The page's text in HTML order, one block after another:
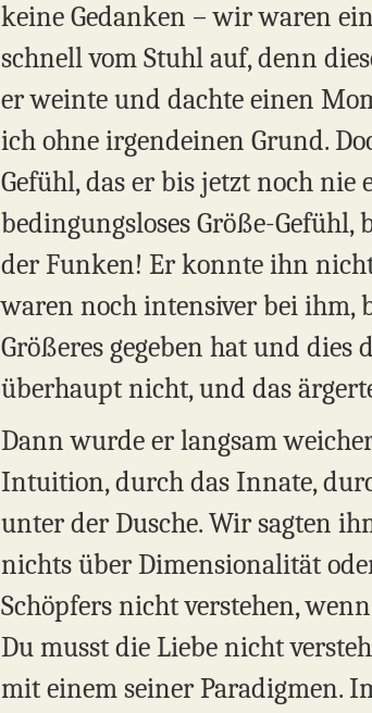
keine Gedanken – wir waren
schnell vom Stuhl auf, denn
er weinte und dachte einen
ich ohne irgendeinen Grund.
Gefühl, das er bis jetzt noch
bedingungsloses Größe-
der Funken! Er konnte ihn
waren noch intensiver bei ihm,
Größeres gegeben hat und dies
überhaupt nicht, und das
Dann wurde er langsam
Intuition, durch das Innate,
unter der Dusche. Wir sagten
nichts über Dimensionalität
Schöpfers nicht verstehen,
Du musst die Liebe nicht
mit einem seiner Paradigmen.